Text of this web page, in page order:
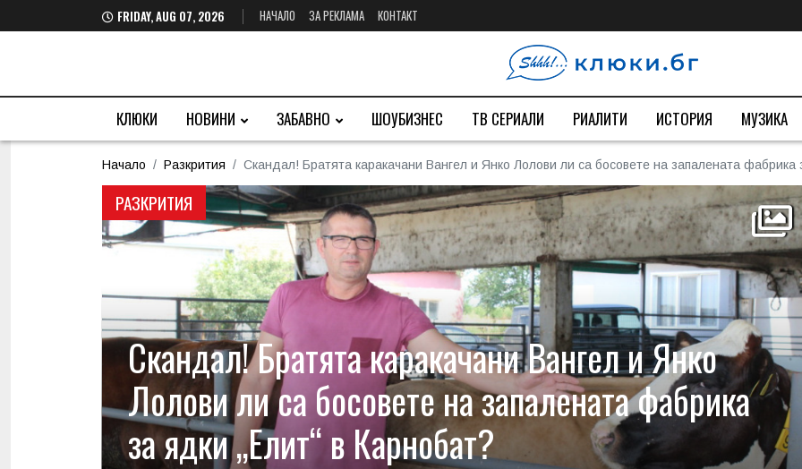
FRIDAY, AUG 07, 2026 НАЧАЛО ЗА РЕКЛАМА КОНТАКТ
КЛЮКИ НОВИНИ ЗАБАВНО ШОУБИЗНЕС ТВ СЕРИАЛИ РИАЛИТИ ИСТОРИЯ МУЗИКА
Начало Разкрития Скандал! Братята каракачани Вангел и Янко Лолови ли са босовете на запалената фабрика
РАЗКРИТИЯ
Скандал! Братята каракачани Вангел и Янко
Лолови ли са босовете на запалената фабрика
за ядки „Елит“ в Карнобат?